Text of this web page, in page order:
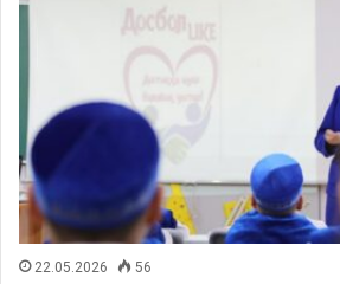
22.05.2026 56